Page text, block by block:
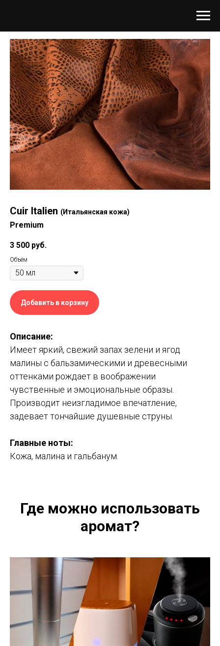
Cuir Italien (Итальянская кожа)
Premium
3 500 руб.
Объём
Добавить в корзину
Описание:
Имеет яркий, свежий запах зелени и ягод
малины с бальзамическими и древесными
оттенками рождает в воображении
чувственные и эмоциональные образы.
Производит неизгладимое впечатление,
задевает тончайшие душевные струны.
Главные ноты:
Кожа, малина и гальбанум.
Где можно использовать
аромат?